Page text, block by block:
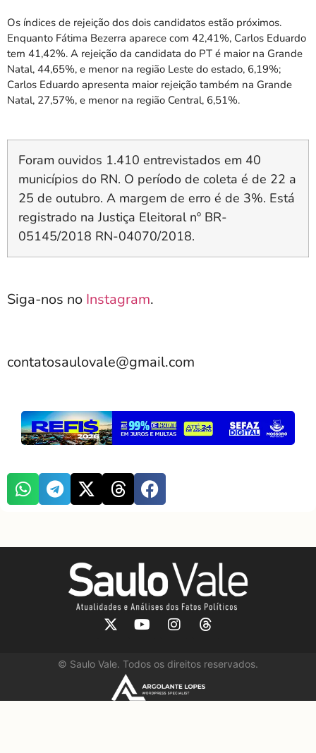
Os índices de rejeição dos dois candidatos estão próximos.
Enquanto Fátima Bezerra aparece com 42,41%, Carlos Eduardo
tem 41,42%. A rejeição da candidata do PT é maior na Grande
Natal, 44,65%, e menor na região Leste do estado, 6,19%;
Carlos Eduardo apresenta maior rejeição também na Grande
Natal, 27,57%, e menor na região Central, 6,51%.
Foram ouvidos 1.410 entrevistados em 40
municípios do RN. O período de coleta é de 22 a
25 de outubro. A margem de erro é de 3%. Está
registrado na Justiça Eleitoral nº BR-
05145/2018 RN-04070/2018.
Siga-nos no Instagram.
contatosaulovale@gmail.com
© Saulo Vale. Todos os direitos reservados.